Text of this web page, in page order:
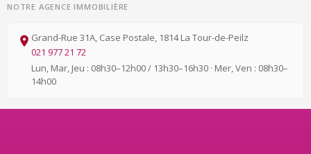
NOTRE AGENCE IMMOBILIÈRE
Grand-Rue 31A, Case Postale, 1814 La Tour-de-Peilz
021 977 21 72
Lun, Mar, Jeu : 08h30–12h00 / 13h30–16h30 · Mer, Ven : 08h30–
14h00